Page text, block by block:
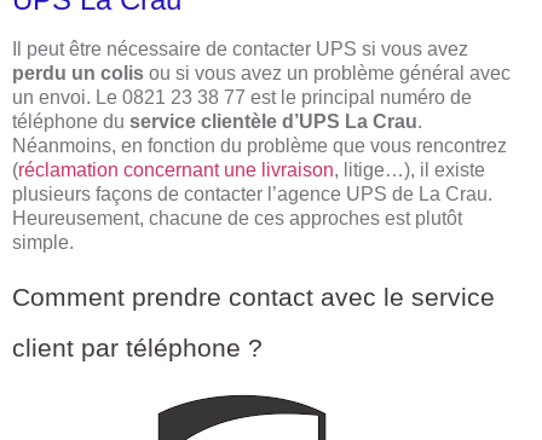
Il peut être nécessaire de contacter UPS si vous avez
perdu un colis ou si vous avez un problème général avec
un envoi. Le 0821 23 38 77 est le principal numéro de
téléphone du service clientèle d’UPS La Crau.
Néanmoins, en fonction du problème que vous rencontrez
(réclamation concernant une livraison, litige…), il existe
plusieurs façons de contacter l’agence UPS de La Crau.
Heureusement, chacune de ces approches est plutôt
simple.
Comment prendre contact avec le service
client par téléphone ?